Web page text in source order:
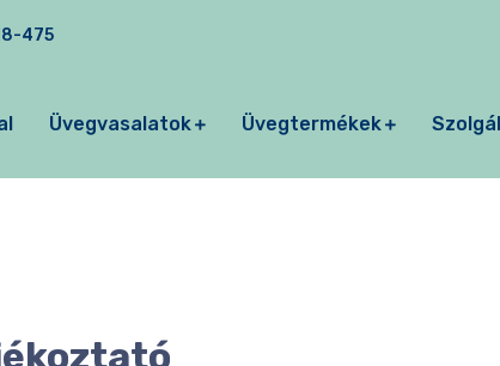
475
Üvegvasalatok Üvegtermékek